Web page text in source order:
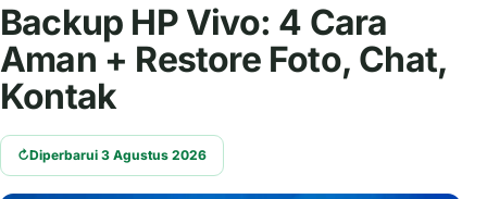
Backup HP Vivo: 4 Cara
Aman + Restore Foto, Chat,
Kontak
↻Diperbarui 3 Agustus 2026